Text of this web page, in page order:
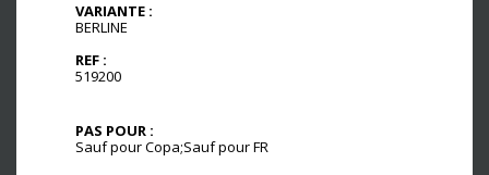
VARIANTE :
BERLINE
REF :
519200
PAS POUR :
Sauf pour Copa;Sauf pour FR